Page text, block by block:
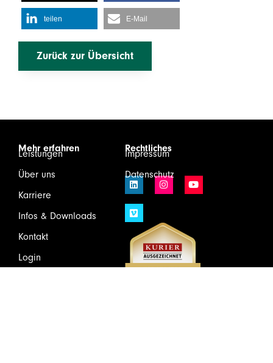
teilen E-Mail
Zurück zur Übersicht
Mehr erfahren
Leistungen
Über uns
Karriere
Infos & Downloads
Kontakt
Login
Rechtliches
Impressum
Datenschutz